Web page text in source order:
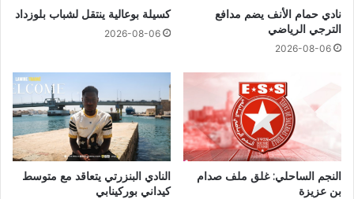
نادي حمام الأنف يضم مدافع
الترجي الرياضي
2026-08-06
كسيلة بوعالية ينتقل لشباب بلوزداد
2026-08-06
النجم الساحلي: غلق ملف صدام
بن عزيزة
النادي البنزرتي يتعاقد مع متوسط
كيداني بوركينابي